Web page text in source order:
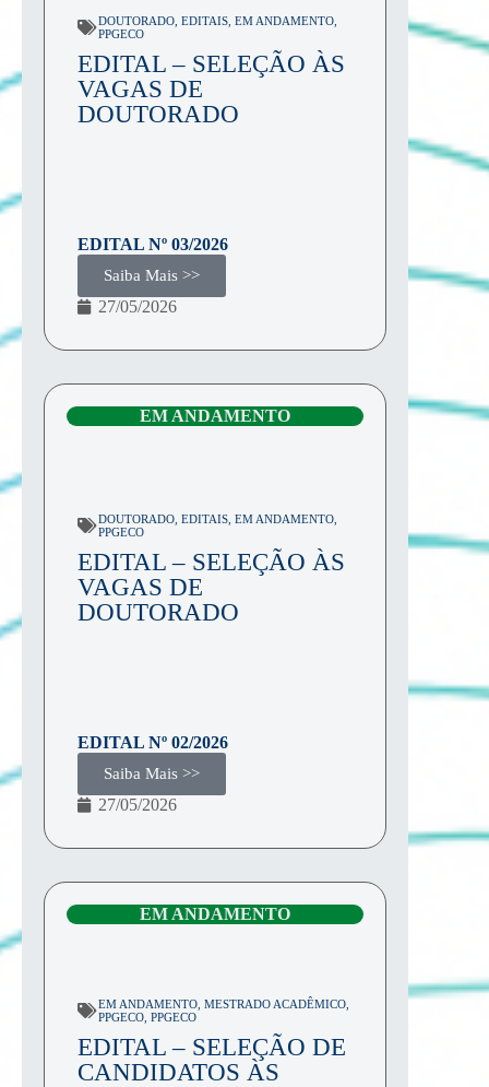
DOUTORADO EDITAIS EM ANDAMENTO
PPGECO
EDITAL – SELEÇÃO ÀS
VAGAS DE
DOUTORADO
EDITAL Nº 03/2026
Saiba Mais >>
27/05/2026
EM ANDAMENTO
DOUTORADO EDITAIS EM ANDAMENTO
PPGECO
EDITAL – SELEÇÃO ÀS
VAGAS DE
DOUTORADO
EDITAL Nº 02/2026
Saiba Mais >>
27/05/2026
EM ANDAMENTO
EM ANDAMENTO MESTRADO ACADÊMICO
PPGECO PPGECO
EDITAL – SELEÇÃO DE
CANDIDATOS ÀS